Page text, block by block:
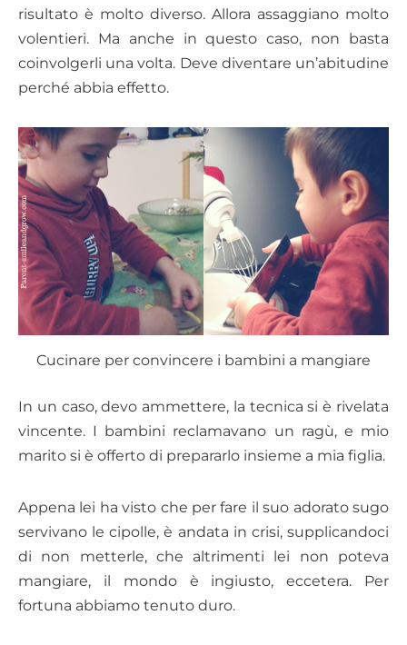
risultato è molto diverso. Allora assaggiano molto
volentieri. Ma anche in questo caso, non basta
coinvolgerli una volta. Deve diventare un’abitudine
perché abbia effetto.
Cucinare per convincere i bambini a mangiare
In un caso, devo ammettere, la tecnica si è rivelata
vincente. I bambini reclamavano un ragù, e mio
marito si è offerto di prepararlo insieme a mia figlia.
Appena lei ha visto che per fare il suo adorato sugo
servivano le cipolle, è andata in crisi, supplicandoci
di non metterle, che altrimenti lei non poteva
mangiare, il mondo è ingiusto, eccetera. Per
fortuna abbiamo tenuto duro.